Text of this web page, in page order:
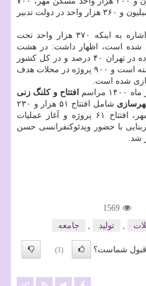
هزار واحد در دولت دهم و یک میلیون و ۳۶۰ هزار واحد در دولت تدبیر
عضو کابینه دولت دوازدهم با اشاره به اینکه ۳۷۰ هزار واحد تحت
شده است، اظهار داشت: در هشت
سال قبل نوسازی بافت فرسوده در تهران ۴۰ درصد و در کل کشور
۲۵ درصد پیشرفت فیزیکی داشته است و ۹۰۰ پروژه در محلات هدف
افتتاح و کلنگ زنی
شامل افتتاح ۵۱ هزار و ۲۳۰
واحد مسکن ملی و مسکن مهر، افتتاح ۶۱ پروژه و آغاز عملیات
و زیربنایی با حضور ویدئوکنفرانسی حسن
شد.
1569
, تولید , جامعه
قبول شماست؟
(1)